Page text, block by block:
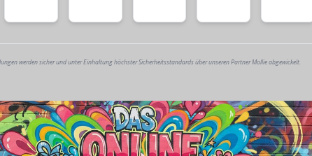
werden sicher und unter Einhaltung höchster Sicherheitsstandards über unseren Partner Mollie abgewickelt.